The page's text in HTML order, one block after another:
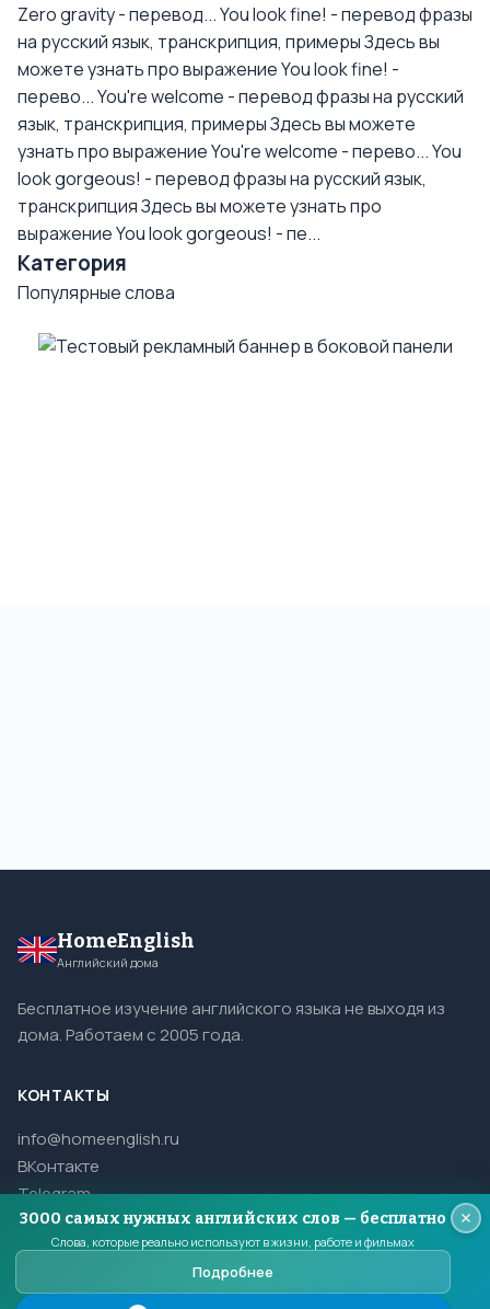
Zero gravity - перевод...You look fine! - перевод фразы
на русский язык, транскрипция, примерыЗдесь вы
можете узнать про выражение You look fine! -
перево...You're welcome - перевод фразы на русский
язык, транскрипция, примерыЗдесь вы можете
узнать про выражение You're welcome - перево...You
look gorgeous! - перевод фразы на русский язык,
транскрипцияЗдесь вы можете узнать про
выражение You look gorgeous! - пе...
Категория
Популярные слова
HomeEnglish
Английский дома
Бесплатное изучение английского языка не выходя из
дома. Работаем с 2005 года.
КОНТАКТЫ
info@homeenglish.ru
ВКонтакте
Telegram
© 2005–2026 HomeEnglish. Все права защищены.
3000 самых нужных английских слов — бесплатно
Слова, которые реально используют в жизни, работе и фильмах
Подробнее